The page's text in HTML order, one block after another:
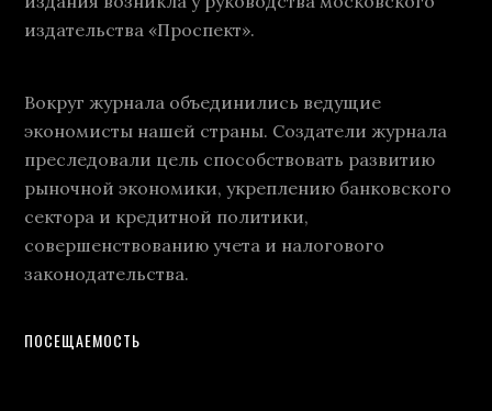
издательства «Проспект».
Вокруг журнала объединились ведущие
экономисты нашей страны. Создатели журнала
преследовали цель способствовать развитию
рыночной экономики, укреплению банковского
сектора и кредитной политики,
совершенствованию учета и налогового
законодательства.
ПОСЕЩАЕМОСТЬ